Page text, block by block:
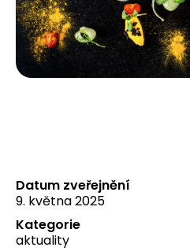
Datum zveřejnění
9. května 2025
Kategorie
aktuality